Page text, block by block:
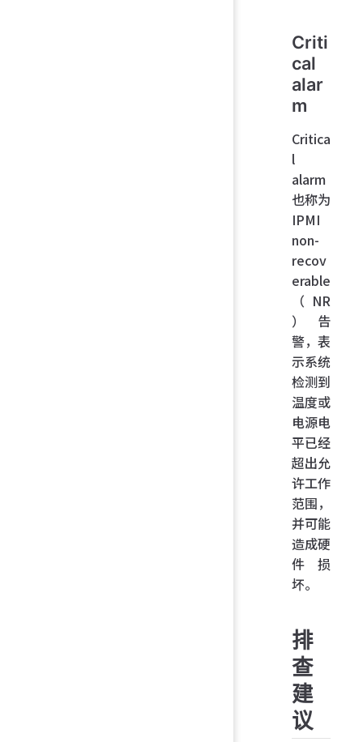
Criti
cal
alar
m
Critica
l
alarm
也称为
IPMI
non-
recov
erable
（NR
）告
警，表
示系统
检测到
温度或
电源电
平已经
超出允
许工作
范围，
并可能
造成硬
件损
坏。
排
查
建
议